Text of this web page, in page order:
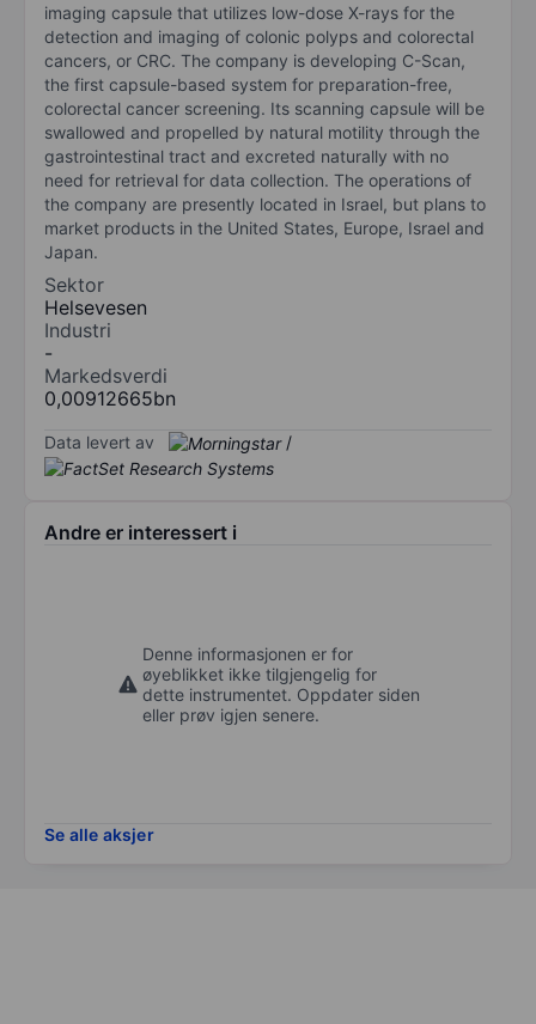
imaging capsule that utilizes low-dose X-rays for the
detection and imaging of colonic polyps and colorectal
cancers, or CRC. The company is developing C-Scan,
the first capsule-based system for preparation-free,
colorectal cancer screening. Its scanning capsule will be
swallowed and propelled by natural motility through the
gastrointestinal tract and excreted naturally with no
need for retrieval for data collection. The operations of
the company are presently located in Israel, but plans to
market products in the United States, Europe, Israel and
Japan.
Sektor
Helsevesen
Industri
-
Markedsverdi
0,00912665bn
Data levert av /
Andre er interessert i
Denne informasjonen er for
øyeblikket ikke tilgjengelig for
dette instrumentet. Oppdater siden
eller prøv igjen senere.
Se alle aksjer